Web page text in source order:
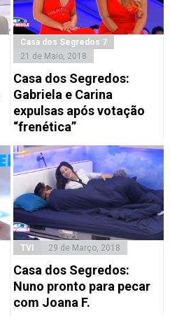
Casa dos Segredos 7
21 de Maio, 2018
Casa dos Segredos:
Gabriela e Carina
expulsas após votação
“frenética”
TVI 29 de Março, 2018
Casa dos Segredos:
Nuno pronto para pecar
com Joana F.